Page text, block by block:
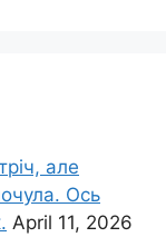
але
Ось
April 11, 2026